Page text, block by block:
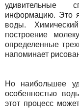
удивительные
информацию. Это
воды.
построение
определенные
напоминает
Но наибольшее
особенностью
этот процесс